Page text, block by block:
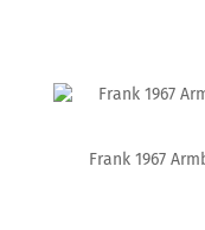
Frank 1967